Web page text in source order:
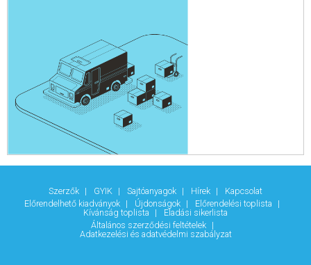
Szerzők GYIK Sajtóanyagok Hírek
Kapcsolat
Előrendelhető kiadványok
Újdonságok
Előrendelési toplista
Kívánság toplista
Eladási sikerlista
Általános szerződési feltételek
Adatkezelési és adatvédelmi szabályzat